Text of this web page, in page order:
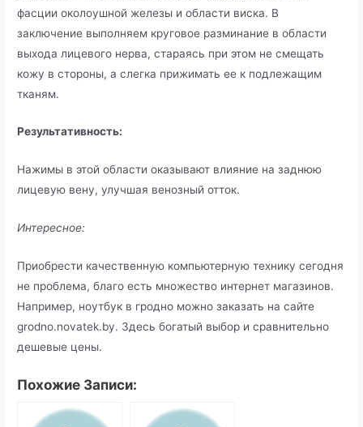
фасции околоушной железы и области виска. В
заключение выполняем круговое разминание в области
выхода лицевого нерва, стараясь при этом не смещать
кожу в стороны, а слегка прижимать ее к подлежащим
тканям.
Результативность:
Нажимы в этой области оказывают влияние на заднюю
лицевую вену, улучшая венозный отток.
Интересное:
Приобрести качественную компьютерную технику сегодня
не проблема, благо есть множество интернет магазинов.
Например, ноутбук в гродно можно заказать на сайте
grodno.novatek.by. Здесь богатый выбор и сравнительно
дешевые цены.
Похожие Записи: